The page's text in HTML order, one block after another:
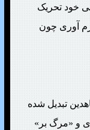
خود تحریک
آوری چون
تبدیل شده
و «مرگ بر»